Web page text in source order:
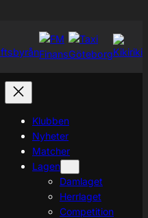
Klubben
Nyheter
Matcher
Lagen
Damlaget
Herrlaget
Competition